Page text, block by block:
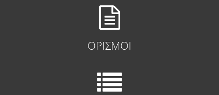
ΟΡΙΣΜΟΙ